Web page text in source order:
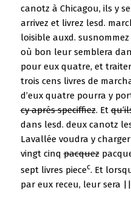
canotz à Chicagou, ils y
arrivez et livrez lesd.
loisible auxd.
où bon leur semblera
pour eux quatre, et
trois cens livres de
d’eux quatre pourra y
cy aprés speciffiez. Et
dans lesd. deux canotz
Lavallée voudra y
vingt cinqpacquez
sept livres piecec. Et
par eux receu, leur sera ||